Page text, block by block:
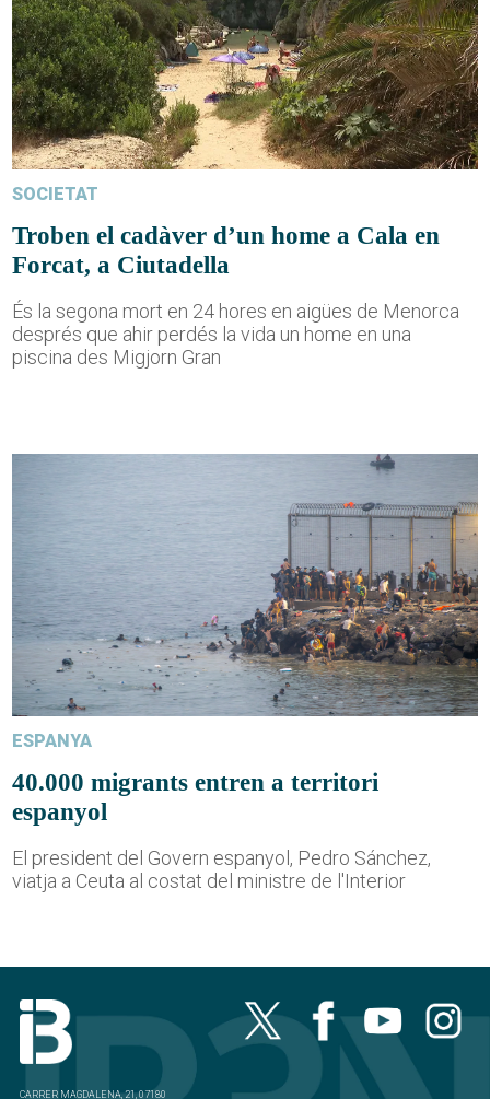
SOCIETAT
Troben el cadàver d’un home a Cala en
Forcat, a Ciutadella
És la segona mort en 24 hores en aigües de Menorca
després que ahir perdés la vida un home en una
piscina des Migjorn Gran
ESPANYA
40.000 migrants entren a territori
espanyol
El president del Govern espanyol, Pedro Sánchez,
viatja a Ceuta al costat del ministre de l'Interior
CARRER MAGDALENA, 21, 07180